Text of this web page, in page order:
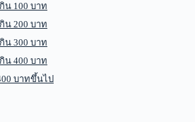
น 100 บาท
น 200 บาท
น 300 บาท
น 400 บาท
บาทขึ้นไป